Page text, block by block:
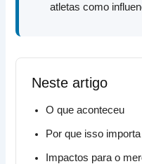
atletas como
Neste artigo
O que aconteceu
Por que isso importa
Impactos para o